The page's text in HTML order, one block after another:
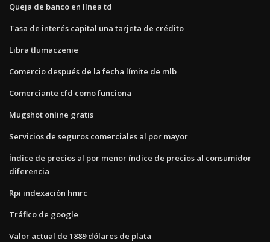
Queja de banco en línea td
Tasa de interés capital una tarjeta de crédito
Libra tlumaczenie
Comercio después de la fecha límite de mlb
Comerciante cfd como funciona
Mugshot online gratis
Servicios de seguros comerciales al por mayor
Índice de precios al por menor índice de precios al consumidor
diferencia
Rpi indexación hmrc
Tráfico de google
Valor actual de 1889 dólares de plata